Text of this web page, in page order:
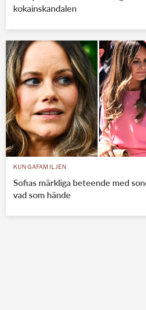
kokainskandalen
KUNGAFAMILJEN
Sofias märkliga beteende med
vad som hände